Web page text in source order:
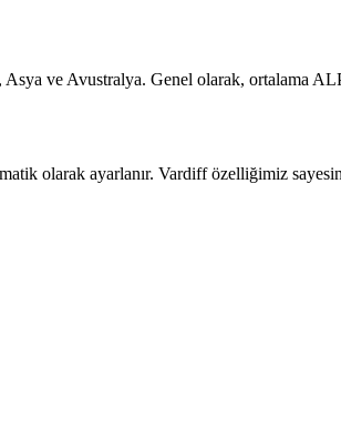
Asya ve Avustralya. Genel olarak, ortalama
olarak ayarlanır. Vardiff özelliğimiz